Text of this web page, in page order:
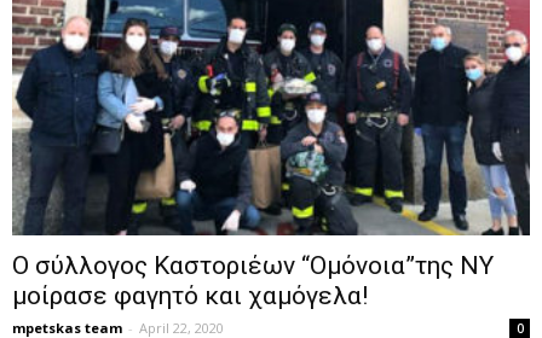
Ο σύλλογος Καστοριέων “Ομόνοια”της ΝΥ
μοίρασε φαγητό και χαμόγελα!
mpetskas team - April 22, 2020 0